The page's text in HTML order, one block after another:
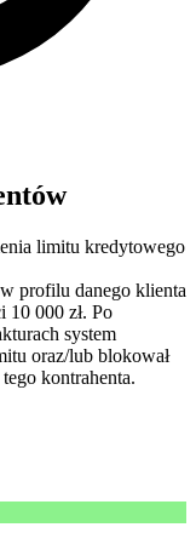
limitu kredytowego
profilu danego klienta
000 zł. Po
system
oraz/lub blokował
kontrahenta.